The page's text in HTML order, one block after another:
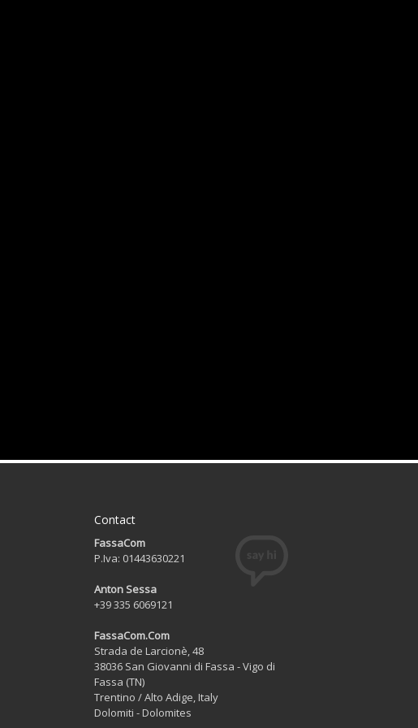
Contact
FassaCom
P.Iva: 01443630221
Anton Sessa
+39 335 6069121
FassaCom.Com
Strada de Larcionè, 48
38036 San Giovanni di Fassa - Vigo di
Fassa (TN)
Trentino / Alto Adige, Italy
Dolomiti - Dolomites